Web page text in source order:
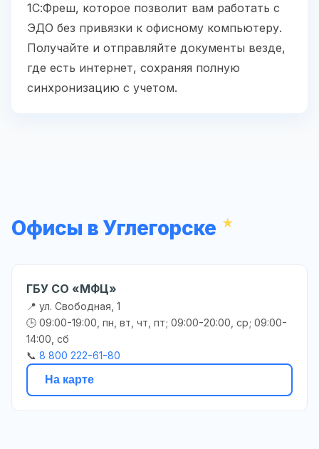
1С:Фреш, которое позволит вам работать с
ЭДО без привязки к офисному компьютеру.
Получайте и отправляйте документы везде,
где есть интернет, сохраняя полную
синхронизацию с учетом.
Офисы в Углегорске
ГБУ СО «МФЦ»
📍 ул. Свободная, 1
🕒 09:00-19:00, пн, вт, чт, пт; 09:00-20:00, ср; 09:00-
14:00, сб
📞 8 800 222-61-80
На карте